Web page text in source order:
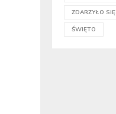
ZDARZYŁO SIĘ
ŚWIĘTO